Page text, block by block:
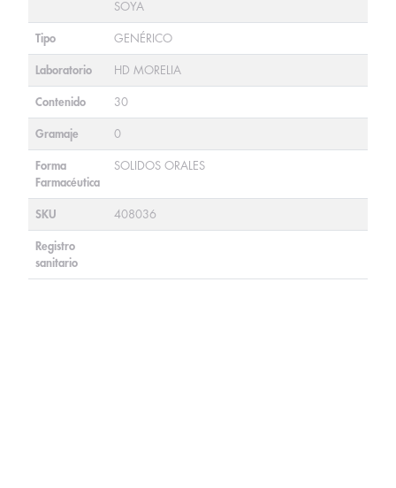
SOYA
Tipo GENÉRICO
Laboratorio HD MORELIA
Contenido 30
Gramaje 0
Forma
Farmacéutica
SOLIDOS ORALES
SKU 408036
Registro
sanitario